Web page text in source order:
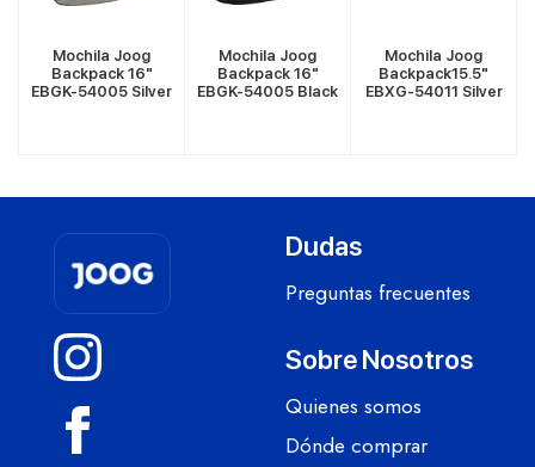
Mochila Joog
Backpack 16"
EBGK-54005 Silver
Mochila Joog
Backpack 16"
EBGK-54005 Black
Mochila Joog
Backpack15.5"
EBXG-54011 Silver
Dudas
Preguntas frecuentes
Sobre Nosotros
Quienes somos
Dónde comprar